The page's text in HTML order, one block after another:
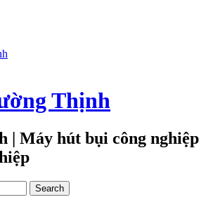
Thịnh
| Máy hút bụi công nghiệp
Search